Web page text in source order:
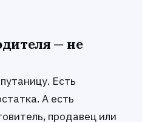
— не
Есть
А есть
продавец или